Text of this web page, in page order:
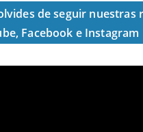
de seguir nuestras
Facebook e Instagram